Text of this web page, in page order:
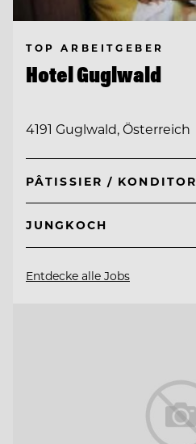
TOP ARBEITGEBER
Hotel Guglwald
4191 Guglwald, Österreich
PÂTISSIER / KONDITOR
JUNGKOCH
Entdecke alle Jobs